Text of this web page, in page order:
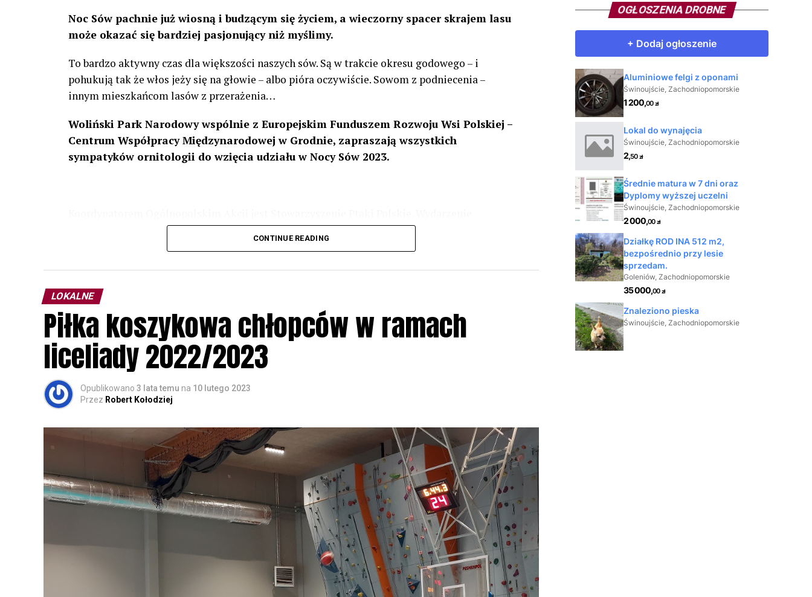
Noc Sów pachnie już wiosną i budzącym się życiem, a wieczorny spacer skrajem lasu
może okazać się bardziej pasjonujący niż myślimy.
To bardzo aktywny czas dla większości naszych sów. Są w trakcie okresu godowego – i
pohukują tak że włos jeży się na głowie – albo pióra oczywiście. Sowom z podniecenia –
innym mieszkańcom lasów z przerażenia…
Woliński Park Narodowy wspólnie z Europejskim Funduszem Rozwoju Wsi Polskiej –
Centrum Współpracy Międzynarodowej w Grodnie, zapraszają wszystkich
sympatyków ornitologii do wzięcia udziału w Nocy Sów 2023.
odbędzie się w dniach24 i 25 lutego 2023 r. wg harmonogramu przedstawionego na
Wszystkich uczestników zapraszamy do udziału w Akcji, włączenia się w aktywne
rozpoznawanie głosów sów i wymianę doświadczeń przy grillu.Na wydarzenie obowiązują
zapisy.
CONTINUE READING
LOKALNE
Piłka koszykowa chłopców w ramach
liceliady 2022/2023
Opublikowano 3 lata temu na 10 lutego 2023
Przez Robert Kołodziej
OGŁOSZENIA DROBNE